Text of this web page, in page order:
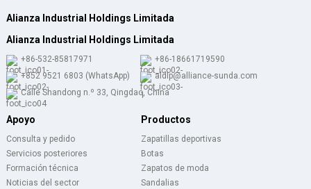
Alianza Industrial Holdings Limitada
Alianza Industrial Holdings Limitada
+86-532-85817971
+86-18661719590
+852 9521 6803 (WhatsApp)
aldlp@alliance-sunda.com
Calle Shandong n.º 33, Qingdao, China
Apoyo
Consulta y pedido
Servicios posteriores
Formación técnica
Noticias del sector
Productos
Zapatillas deportivas
Botas
Zapatos de moda
Sandalias